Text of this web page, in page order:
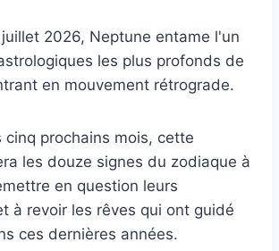
2026, Neptune entame l'un
les plus profonds de
en mouvement rétrograde.
cinq prochains mois, cette
les douze signes du zodiaque à
en question leurs
à revoir les rêves qui ont guidé
ces dernières années.